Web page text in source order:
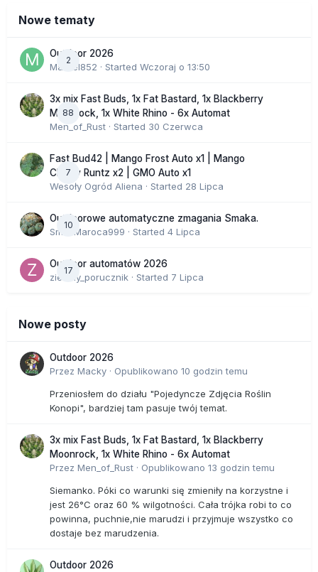
Nowe tematy
2
Outdoor 2026
Marcel852 · Started Wczoraj o 13:50
88
3x mix Fast Buds, 1x Fat Bastard, 1x Blackberry
Moonrock, 1x White Rhino - 6x Automat
Men_of_Rust · Started 30 Czerwca
7
Fast Bud42 | Mango Frost Auto x1 | Mango
Cherry Runtz x2 | GMO Auto x1
Wesoły Ogród Aliena · Started 28 Lipca
10
Outdoorowe automatyczne zmagania Smaka.
SmakMaroca999 · Started 4 Lipca
17
Outdoor automatów 2026
zielony_porucznik · Started 7 Lipca
Nowe posty
Outdoor 2026
Przez Macky · Opublikowano 10 godzin temu
Przeniosłem do działu "Pojedyncze Zdjęcia Roślin
Konopi", bardziej tam pasuje twój temat.
3x mix Fast Buds, 1x Fat Bastard, 1x Blackberry
Moonrock, 1x White Rhino - 6x Automat
Przez Men_of_Rust · Opublikowano 13 godzin temu
Siemanko. Póki co warunki się zmieniły na korzystne i
jest 26°C oraz 60 % wilgotności. Cała trójka robi to co
powinna, puchnie,nie marudzi i przyjmuje wszystko co
dostaje bez marudzenia.
Outdoor 2026